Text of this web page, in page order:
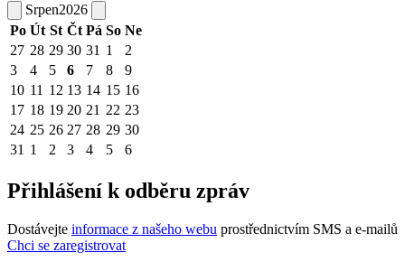
Srpen2026
Po Út St Čt Pá So Ne
27 28 29 30 31 1
2
3
4 5 6 7 8
9
10 11 12 13 14 15 16
17 18 19 20 21 22 23
24 25 26 27 28 29 30
31 1 2 3 4 5 6
Přihlášení k odběru zpráv
Dostávejte informace z našeho webu prostřednictvím SMS a e-mailů
Chci se zaregistrovat